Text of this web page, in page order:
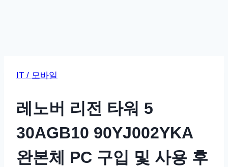
IT / 모바일
레노버 리전 타워 5
30AGB10 90YJ002YKA
완본체 PC 구입 및 사용 후